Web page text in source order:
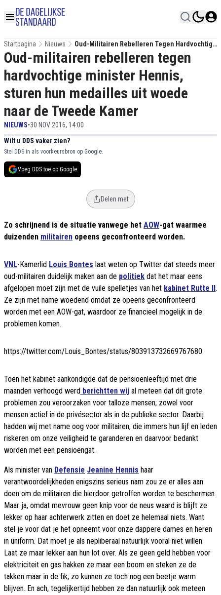
Startpagina Nieuws
Oud-Militairen Rebelleren Tegen Hardvochtige
Minister Hennis, Sturen Hun Medailles Uit
Woede Naar De Tweede Kamer
Oud-militairen rebelleren tegen
hardvochtige minister Hennis,
sturen hun medailles uit woede
naar de Tweede Kamer
NIEUWS•30 NOV 2016, 14:00
Wilt u DDS vaker zien?
Stel DDS in als voorkeursbron op Google.
Voeg DDS toe op Google
Delen met
Zo schrijnend is de situatie vanwege het AOW-gat waarmee
duizenden militairen opeens geconfronteerd worden.
VNL-Kamerlid Louis Bontes laat weten op Twitter dat steeds meer
oud-militairen duidelijk maken aan de politiek dat het maar eens
afgelopen moet zijn met de vuile spelletjes van het kabinet Rutte II .
Ze zijn met name woedend omdat ze opeens geconfronteerd
worden met een AOW-gat, waardoor ze financieel mogelijk in de
problemen komen.
https://twitter.com/Louis_Bontes/status/803913732669767680
Toen het kabinet aankondigde dat de pensioenleeftijd met drie
maanden verhoogd werd berichtten wij al meteen dat dit grote
problemen zou veroorzaken voor talloze mensen; zowel voor
mensen actief in de privésector als in de publieke sector. Daarbij
hadden wij met name oog voor militairen, die immers hun lijf en leden
riskeren om onze veiligheid te garanderen en daarvoor bedankt
worden met een pensioengat.
Als minister van Defensie Jeanine Hennis haar
verantwoordelijkheden enigszins serieus nam zou ze er alles aan
doen om de militairen die hierdoor getroffen worden te beschermen.
Maar ja, omdat mevrouw geen knip voor de neus waard is blijft ze
lekker op haar achterwerk zitten en doet ze helemaal niets. Want
stel je voor dat je het opneemt voor onze dappere dames en heren
in uniform. Dat moet je als nepliberaal natuurlijk vooral niet willen.
Laat ze maar lekker aan hun lot over. Als ze geen geld hebben voor
elektriciteit en gas hakken ze maar een boom en steken ze de
takken maar in de fik; zo kunnen ze toch nog een beetje warm
blijven. En ach, tegelijkertijd hebben ze dan natuurlijk ook meteen